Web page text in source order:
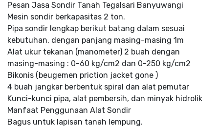
Pesan Jasa Sondir Tanah Tegalsari Banyuwangi
Mesin sondir berkapasitas 2 ton.
Pipa sondir lengkap berikut batang dalam sesuai
kebutuhan, dengan panjang masing-masing 1m
Alat ukur tekanan (manometer) 2 buah dengan
masing-masing : 0-60 kg/cm2 dan 0-250 kg/cm2
Bikonis (beugemen priction jacket gone )
4 buah jangkar berbentuk spiral dan alat pemutar
Kunci-kunci pipa, alat pembersih, dan minyak hidrolik
Manfaat Penggunaan Alat Sondir
Bagus untuk lapisan tanah lempung.